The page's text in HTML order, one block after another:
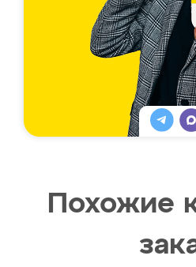
Похожие